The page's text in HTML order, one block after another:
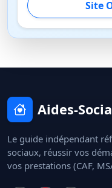
Site
Aides-
Le guide indépendant
sociaux, réussir vos
vos prestations (CAF,